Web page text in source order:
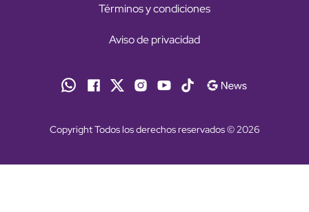
Términos y condiciones
Aviso de privacidad
Copyright Todos los derechos reservados © 2026